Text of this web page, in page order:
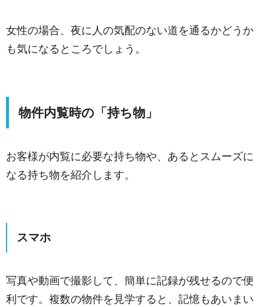
女性の場合、夜に人の気配のない道を通るかどうか
も気になるところでしょう。
物件内覧時の「持ち物」
お客様が内覧に必要な持ち物や、あるとスムーズに
なる持ち物を紹介します。
スマホ
写真や動画で撮影して、簡単に記録が残せるので便
利です。 複数の物件を見学すると、記憶もあいまい